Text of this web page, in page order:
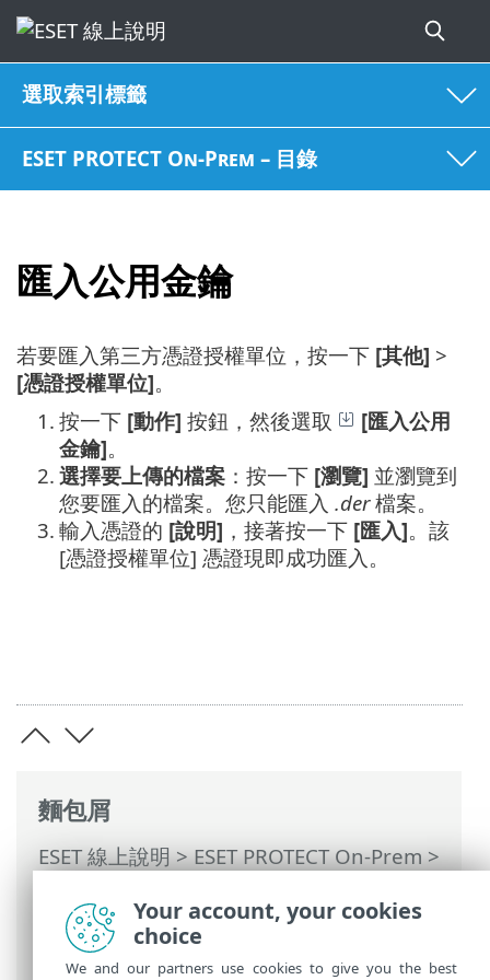
選取索引標籤
ESET PROTECT On-Prem – 目錄
匯入公用金鑰
麵包屑
ESET 線上說明>ESET PROTECT On-Prem>
PROTECT On-Prem 主功能表> 其他 >憑證
憑證授權單位> 匯入公用金鑰
若要匯入第三方憑證授權單位，按一下 [其他] >
[憑證授權單位]。
1. 按一下 [動作] 按鈕，然後選取
[匯入公用
金鑰]。
2. 選擇要上傳的檔案 ：按一下 [瀏覽] 並瀏覽到
您要匯入的檔案。您只能匯入 .der檔案。
3. 輸入憑證的 [說明] ，接著按一下 [匯入]。該
[憑證授權單位] 憑證現即成功匯入。
Your account, your cookies
choice
We and our partners use cookies to give you the best